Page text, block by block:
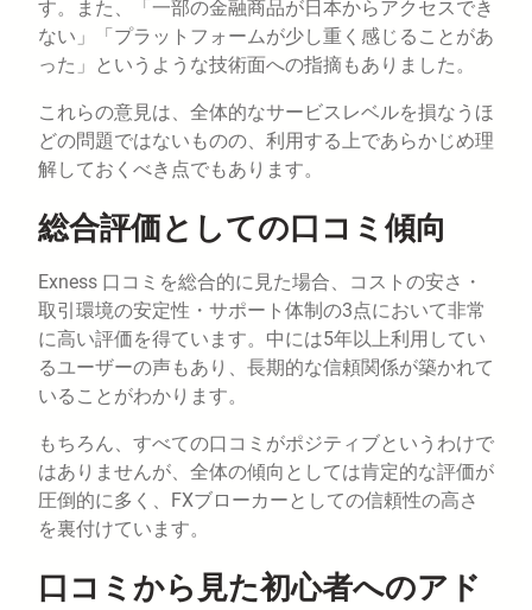
す。また、「一部の金融商品が日本からアクセスでき
ない」「プラットフォームが少し重く感じることがあ
った」というような技術面への指摘もありました。
これらの意見は、全体的なサービスレベルを損なうほ
どの問題ではないものの、利用する上であらかじめ理
解しておくべき点でもあります。
総合評価としての口コミ傾向
Exness 口コミを総合的に見た場合、コストの安さ・
取引環境の安定性・サポート体制の3点において非常
に高い評価を得ています。中には5年以上利用してい
るユーザーの声もあり、長期的な信頼関係が築かれて
いることがわかります。
もちろん、すべての口コミがポジティブというわけで
はありませんが、全体の傾向としては肯定的な評価が
圧倒的に多く、FXブローカーとしての信頼性の高さ
を裏付けています。
口コミから見た初心者へのアド